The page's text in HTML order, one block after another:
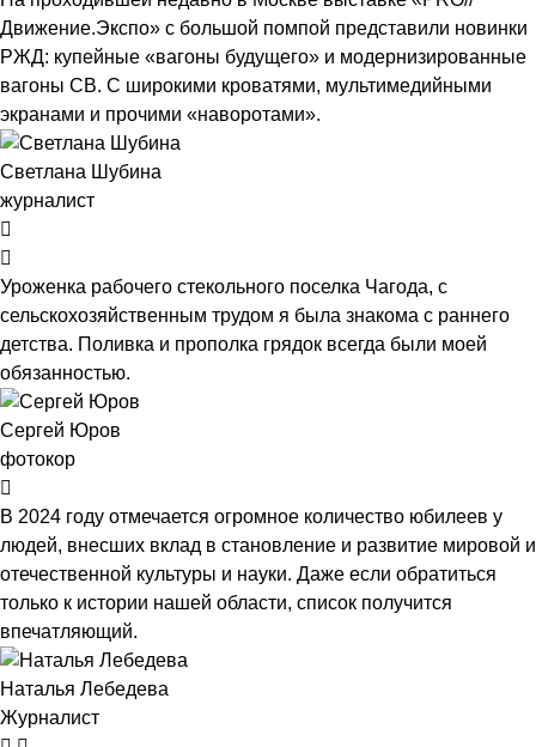
Движение.Экспо» с большой помпой представили новинки
РЖД: купейные «вагоны будущего» и модернизированные
вагоны СВ. С широкими кроватями, мультимедийными
экранами и прочими «наворотами».
Светлана Шубина
журналист
Уроженка рабочего стекольного поселка Чагода, с
сельскохозяйственным трудом я была знакома с раннего
детства. Поливка и прополка грядок всегда были моей
обязанностью.
Сергей Юров
фотокор
В 2024 году отмечается огромное количество юбилеев у
людей, внесших вклад в становление и развитие мировой и
отечественной культуры и науки. Даже если обратиться
только к истории нашей области, список получится
впечатляющий.
Наталья Лебедева
Журналист